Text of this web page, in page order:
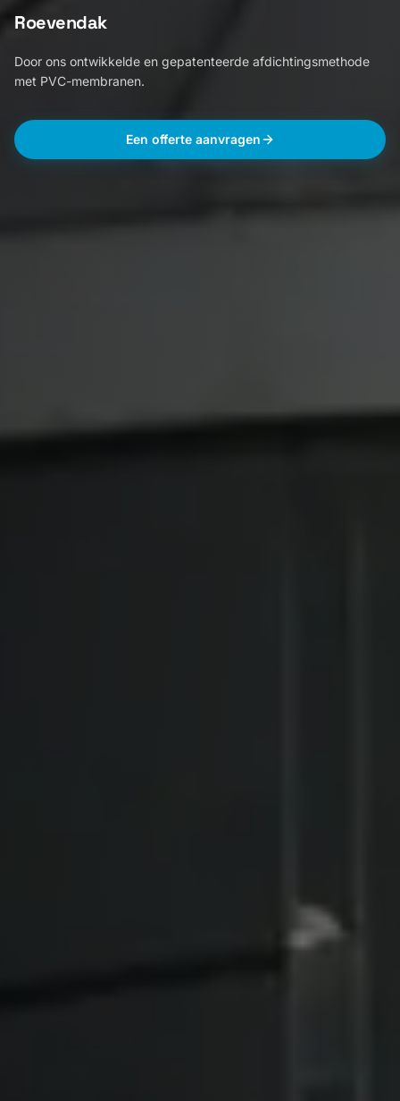
Roevendak
Door ons ontwikkelde en gepatenteerde afdichtingsmethode
met PVC-membranen.
Een offerte aanvragen